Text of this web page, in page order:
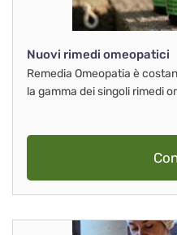
Nuovi rimedi omeopatici
Remedia Omeopatia è
la gamma dei singoli rimedi